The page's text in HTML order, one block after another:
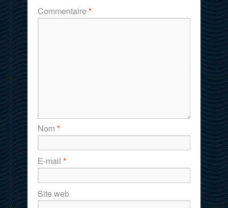
Commentaire *
Nom *
E-mail *
Site web